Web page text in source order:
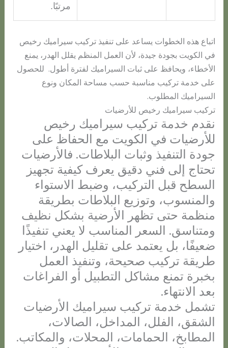
مرتبًا.
اتباع هذه الخطوات يساعد على تنفيذ تركيب سيراميك رخيص
في الكويت بجودة جيدة، لأن العمل المنظم يقلل الهدر، يمنع
الأخطاء، ويحافظ على ثبات السيراميك لفترة أطول. للحصول
على خدمة تركيب مناسبة حسب مساحة المكان ونوع
السيراميك المطلوب.
تركيب سيراميك رخيص للأرضيات
نقدم خدمة تركيب سيراميك رخيص
للأرضيات في الكويت مع الحفاظ على
جودة التنفيذ وثبات البلاطات. فالأرضيات
تحتاج إلى فني دقيق يعرف كيفية تجهيز
السطح قبل التركيب، وضبط الاستواء
والمنسوب، وتوزيع البلاطات بطريقة
منظمة حتى تظهر الأرضية بشكل نظيف
ومتناسق. السعر المناسب لا يعني تنفيذًا
ضعيفًا، بل يعتمد على تقليل الهدر، اختيار
طريقة تركيب صحيحة، وتنفيذ العمل
بخبرة تمنع مشاكل التطبيل أو الفراغات
بعد الانتهاء.
تشمل خدمة تركيب سيراميك الأرضيات
الشقق، الفلل، المداخل، الصالات،
المطابخ، الحمامات، المحلات، والمكاتب.